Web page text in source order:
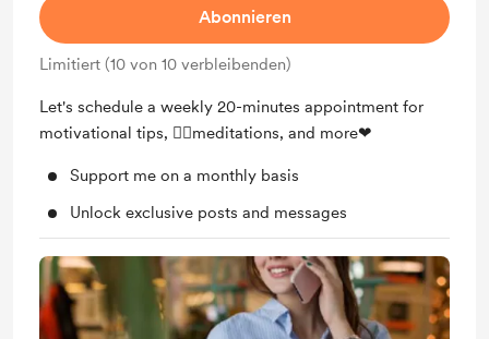
Abonnieren
Limitiert (10 von 10 verbleibenden)
Let's schedule a weekly 20-minutes appointment for
motivational tips, 🧘‍♀️meditations, and more❤
Support me on a monthly basis
Unlock exclusive posts and messages